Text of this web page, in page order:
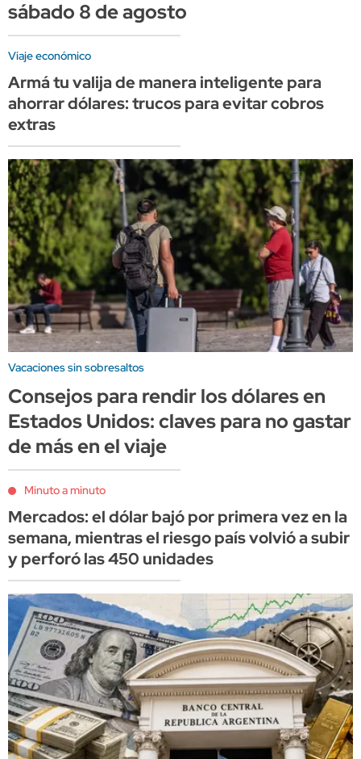
sábado 8 de agosto
Viaje económico
Armá tu valija de manera inteligente para
ahorrar dólares: trucos para evitar cobros
extras
Vacaciones sin sobresaltos
Consejos para rendir los dólares en
Estados Unidos: claves para no gastar
de más en el viaje
Minuto a minuto
Mercados: el dólar bajó por primera vez en la
semana, mientras el riesgo país volvió a subir
y perforó las 450 unidades